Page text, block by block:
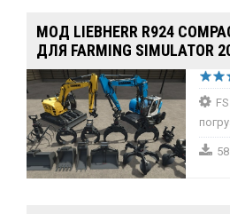
МОД LIEBHERR R924
ДЛЯ FARMING SIMULATOR
58